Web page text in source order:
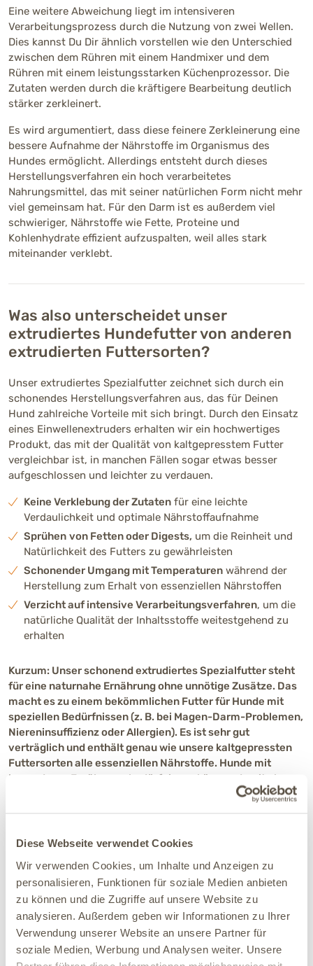
Diese Webseite verwendet Cookies
Wir verwenden Cookies, um Inhalte und Anzeigen zu
personalisieren, Funktionen für soziale Medien anbieten
zu können und die Zugriffe auf unsere Website zu
analysieren. Außerdem geben wir Informationen zu Ihrer
Verwendung unserer Website an unsere Partner für
soziale Medien, Werbung und Analysen weiter. Unsere
Eine weitere Abweichung liegt im intensiveren
Verarbeitungsprozess durch die Nutzung von zwei Wellen.
Dies kannst Du Dir ähnlich vorstellen wie den Unterschied
zwischen dem Rühren mit einem Handmixer und dem
Rühren mit einem leistungsstarken Küchenprozessor. Die
Zutaten werden durch die kräftigere Bearbeitung deutlich
stärker zerkleinert.
Es wird argumentiert, dass diese feinere Zerkleinerung eine
bessere Aufnahme der Nährstoffe im Organismus des
Hundes ermöglicht. Allerdings entsteht durch dieses
Herstellungsverfahren ein hoch verarbeitetes
Nahrungsmittel, das mit seiner natürlichen Form nicht mehr
viel gemeinsam hat. Für den Darm ist es außerdem viel
schwieriger, Nährstoffe wie Fette, Proteine und
Kohlenhydrate effizient aufzuspalten, weil alles stark
miteinander verklebt.
Was also unterscheidet unser
extrudiertes Hundefutter von anderen
extrudierten Futtersorten?
Unser extrudiertes Spezialfutter zeichnet sich durch ein
schonendes Herstellungsverfahren aus, das für Deinen
Hund zahlreiche Vorteile mit sich bringt. Durch den Einsatz
eines Einwellenextruders erhalten wir ein hochwertiges
Produkt, das mit der Qualität von kaltgepresstem Futter
vergleichbar ist, in manchen Fällen sogar etwas besser
aufgeschlossen und leichter zu verdauen.
Keine Verklebung der Zutaten für eine leichte
Verdaulichkeit und optimale Nährstoffaufnahme
Sprühen von Fetten oder Digests, um die Reinheit und
Natürlichkeit des Futters zu gewährleisten
Schonender Umgang mit Temperaturen während der
Herstellung zum Erhalt von essenziellen Nährstoffen
Verzicht auf intensive Verarbeitungsverfahren, um die
natürliche Qualität der Inhaltsstoffe weitestgehend zu
erhalten
Kurzum: Unser schonend extrudiertes Spezialfutter steht
für eine naturnahe Ernährung ohne unnötige Zusätze. Das
macht es zu einem bekömmlichen Futter für Hunde mit
speziellen Bedürfnissen (z. B. bei Magen-Darm-Problemen,
Niereninsuffizienz oder Allergien). Es ist sehr gut
verträglich und enthält genau wie unsere kaltgepressten
Futtersorten alle essenziellen Nährstoffe. Hunde mit
besonderen Ernährungsbedürfnissen können damit also
: In diesem
Ratgeber über kaltgepresstes Hundefutter
mehr über die Herstellung und Vorteile unserer
kaltgepressten Futtersorten.